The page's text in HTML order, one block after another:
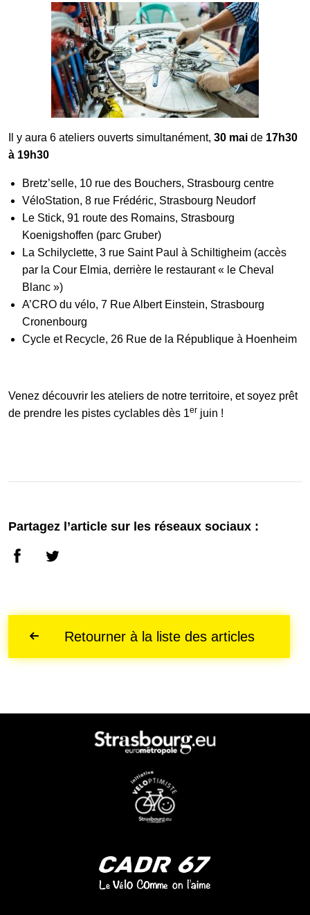
Il y aura 6 ateliers ouverts simultanément, 30 mai de 17h30
à 19h30
Bretz’selle, 10 rue des Bouchers, Strasbourg centre
VéloStation, 8 rue Frédéric, Strasbourg Neudorf
Le Stick, 91 route des Romains, Strasbourg
Koenigshoffen (parc Gruber)
La Schilyclette, 3 rue Saint Paul à Schiltigheim (accès
par la Cour Elmia, derrière le restaurant « le Cheval
Blanc »)
A’CRO du vélo, 7 Rue Albert Einstein, Strasbourg
Cronenbourg
Cycle et Recycle, 26 Rue de la République à Hoenheim
Venez découvrir les ateliers de notre territoire, et soyez prêt
de prendre les pistes cyclables dès 1er juin !
Partagez l’article sur les réseaux sociaux :
Retourner à la liste des articles